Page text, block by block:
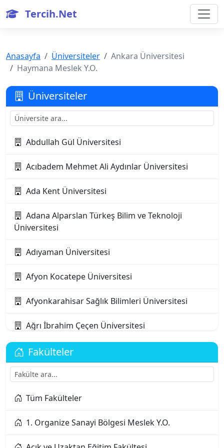
Tercih.Net
Anasayfa Üniversiteler
Ankara Üniversitesi
Haymana Meslek Y.O.
Üniversiteler
Abdullah Gül Üniversitesi
Acıbadem Mehmet Ali Aydınlar Üniversitesi
Ada Kent Üniversitesi
Adana Alparslan Türkeş Bilim ve Teknoloji
Üniversitesi
Adıyaman Üniversitesi
Afyon Kocatepe Üniversitesi
Afyonkarahisar Sağlık Bilimleri Üniversitesi
Ağrı İbrahim Çeçen Üniversitesi
Akdeniz Karpaz Üniversitesi
Akdeniz Üniversitesi
Aksaray Üniversitesi
Alanya Alaaddin Keykubat Üniversitesi
Fakülteler
Tüm Fakülteler
1. Organize Sanayi Bölgesi Meslek Y.O.